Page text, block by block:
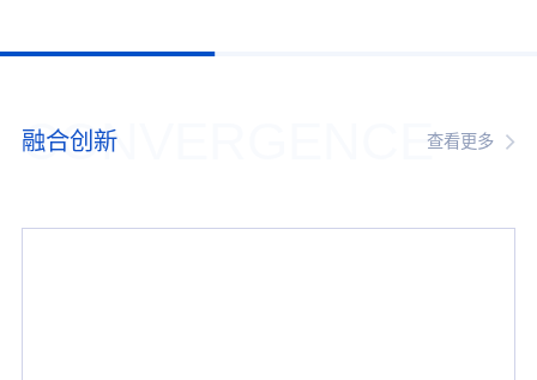
CONVERGENCE
融合创新 查看更多